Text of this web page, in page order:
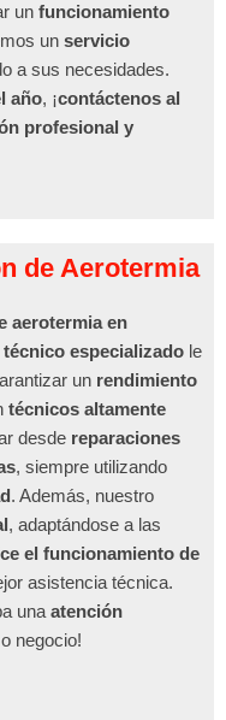
un funcionamiento
un servicio
a sus necesidades.
año, ¡contáctenos al
profesional y
de Aerotermia
aerotermia en
especializado le
un rendimiento
técnicos altamente
desde reparaciones
, siempre utilizando
. Además, nuestro
, adaptándose a las
el funcionamiento de
asistencia técnica.
una atención
negocio!